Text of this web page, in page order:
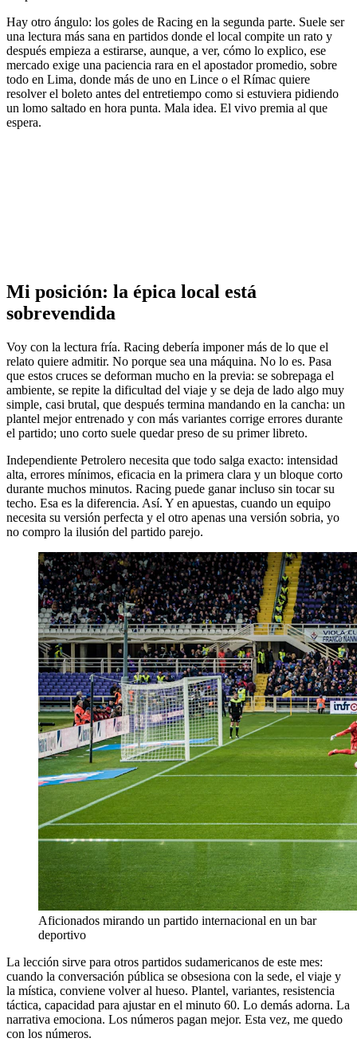
Hay otro ángulo: los goles de Racing en la segunda parte. Suele ser
una lectura más sana en partidos donde el local compite un rato y
después empieza a estirarse, aunque, a ver, cómo lo explico, ese
mercado exige una paciencia rara en el apostador promedio, sobre
todo en Lima, donde más de uno en Lince o el Rímac quiere
resolver el boleto antes del entretiempo como si estuviera pidiendo
un lomo saltado en hora punta. Mala idea. El vivo premia al que
espera.
Mi posición: la épica local está
sobrevendida
Voy con la lectura fría. Racing debería imponer más de lo que el
relato quiere admitir. No porque sea una máquina. No lo es. Pasa
que estos cruces se deforman mucho en la previa: se sobrepaga el
ambiente, se repite la dificultad del viaje y se deja de lado algo muy
simple, casi brutal, que después termina mandando en la cancha: un
plantel mejor entrenado y con más variantes corrige errores durante
el partido; uno corto suele quedar preso de su primer libreto.
Independiente Petrolero necesita que todo salga exacto: intensidad
alta, errores mínimos, eficacia en la primera clara y un bloque corto
durante muchos minutos. Racing puede ganar incluso sin tocar su
techo. Esa es la diferencia. Así. Y en apuestas, cuando un equipo
necesita su versión perfecta y el otro apenas una versión sobria, yo
no compro la ilusión del partido parejo.
Aficionados mirando un partido internacional en un bar
deportivo
La lección sirve para otros partidos sudamericanos de este mes:
cuando la conversación pública se obsesiona con la sede, el viaje y
la mística, conviene volver al hueso. Plantel, variantes, resistencia
táctica, capacidad para ajustar en el minuto 60. Lo demás adorna. La
narrativa emociona. Los números pagan mejor. Esta vez, me quedo
con los números.